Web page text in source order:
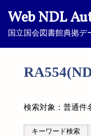
Web NDL
国立国会図書館典拠デ
検索対象：普通件
キーワード検索